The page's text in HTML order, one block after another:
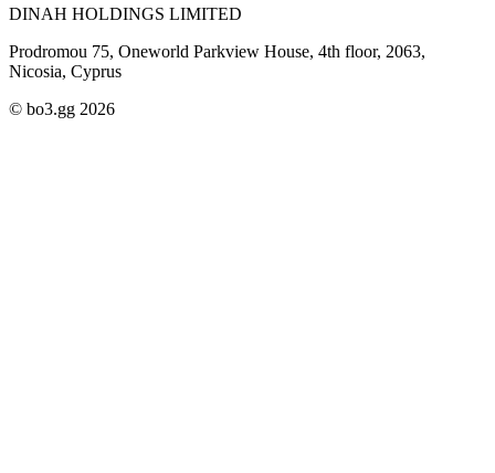
DINAH HOLDINGS LIMITED
Prodromou 75, Oneworld Parkview House, 4th floor, 2063,
Nicosia, Cyprus
© bo3.gg 2026